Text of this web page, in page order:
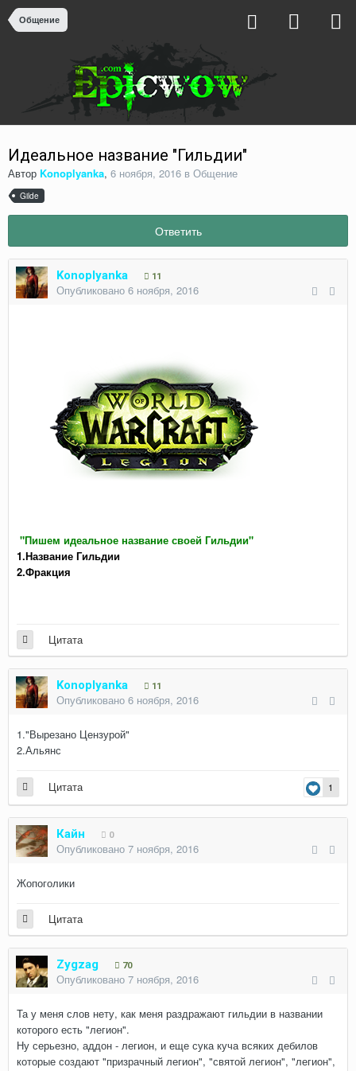
Общение
Идеальное название "Гильдии"
Автор Konoplyanka, 6 ноября, 2016 в Общение
Gilde
Ответить
Konoplyanka 11
Опубликовано 6 ноября, 2016
"Пишем идеальное название своей Гильдии"
1.Название Гильдии
2.Фракция
Цитата
Konoplyanka 11
Опубликовано 6 ноября, 2016
1."Вырезано Цензурой"
2.Альянс
1
Цитата
Кайн 0
Опубликовано 7 ноября, 2016
Жопоголики
Цитата
Zygzag 70
Опубликовано 7 ноября, 2016
Та у меня слов нету, как меня раздражают гильдии в названии
которого есть "легион".
Ну серьезно, аддон - легион, и еще сука куча всяких дебилов
которые создают "призрачный легион", "святой легион", "легион",